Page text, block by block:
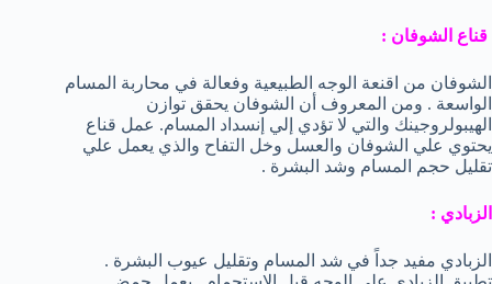
قناع الشوفان :
الشوفان من اقنعة الوجه الطبيعية وفعالة في محاربة المسام
الواسعة . ومن المعروف أن الشوفان يحقق توازن
الهيبولروجينك والتي لا تؤدي إلي إنسداد المسام. عمل قناع
يحتوي علي الشوفان والعسل وخل التفاح والذي يعمل علي
تقليل حجم المسام وشد البشرة .
الزبادي :
الزبادي مفيد جداً في شد المسام وتقليل عيوب البشرة .